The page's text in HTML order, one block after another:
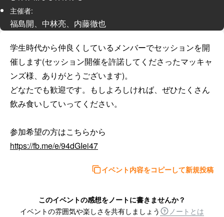
主催者:
福島開、中林亮、内藤徹也
学生時代から仲良くしているメンバーでセッションを開
催します(セッション開催を許諾してくださったマッキャ
ンズ様、ありがとうございます)。
どなたでも歓迎です。もしよろしければ、ぜひたくさん
飲み食いしていってください。
https://fb.me/e/94dGIei47
イベント内容をコピーして新規投稿
このイベントの感想をノートに書きませんか？
イベントの雰囲気や楽しさを共有しましょう
ノートとは